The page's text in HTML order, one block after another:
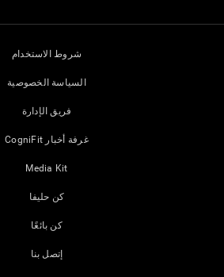
شروط الاستخدام
السياسة الخصوصية
فريق الإدارة
غرفة أخبار CogniFit
Media Kit
كن حليفا
كن بائعًا
إتصل بنا